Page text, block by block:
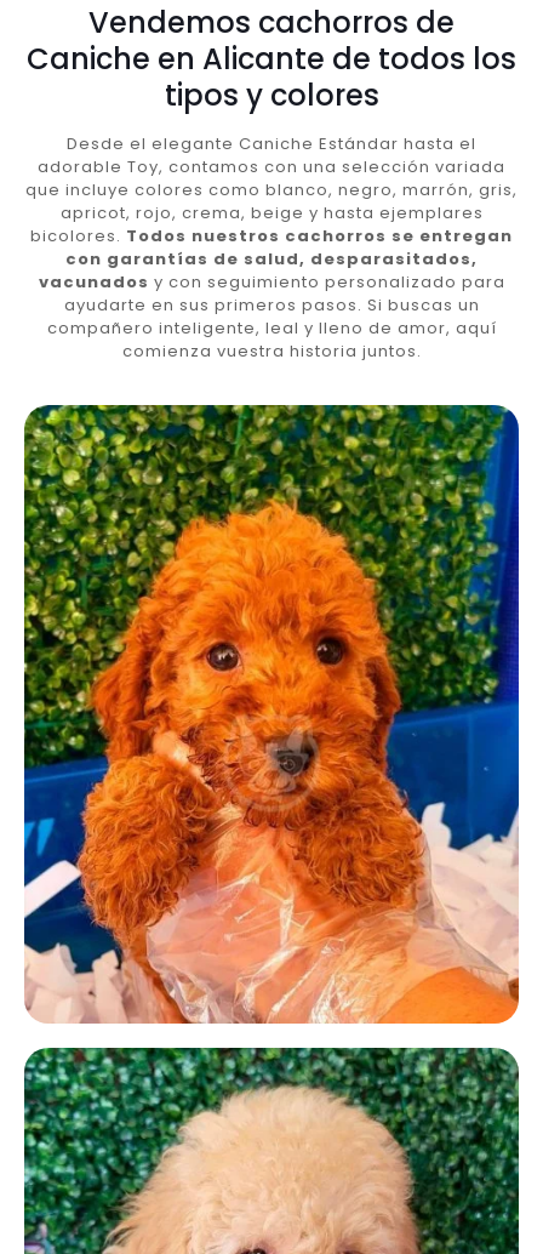
Vendemos cachorros de
Caniche en Alicante de todos los
tipos y colores
Desde el elegante Caniche Estándar hasta el
adorable Toy, contamos con una selección variada
que incluye colores como blanco, negro, marrón, gris,
apricot, rojo, crema, beige y hasta ejemplares
bicolores. Todos nuestros cachorros se entregan
con garantías de salud, desparasitados,
vacunados y con seguimiento personalizado para
ayudarte en sus primeros pasos. Si buscas un
compañero inteligente, leal y lleno de amor, aquí
comienza vuestra historia juntos.